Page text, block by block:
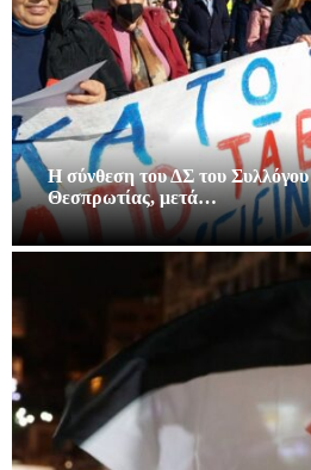
Η σύνθεση του ΔΣ του
Θεσπρωτίας, μετά…